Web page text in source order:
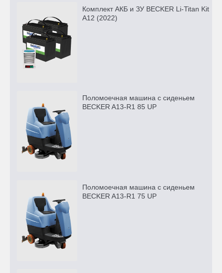
Комплект АКБ и ЗУ BECKER Li-Titan Kit
A12 (2022)
Поломоечная машина с сиденьем
BECKER A13-R1 85 UP
Поломоечная машина с сиденьем
BECKER A13-R1 75 UP